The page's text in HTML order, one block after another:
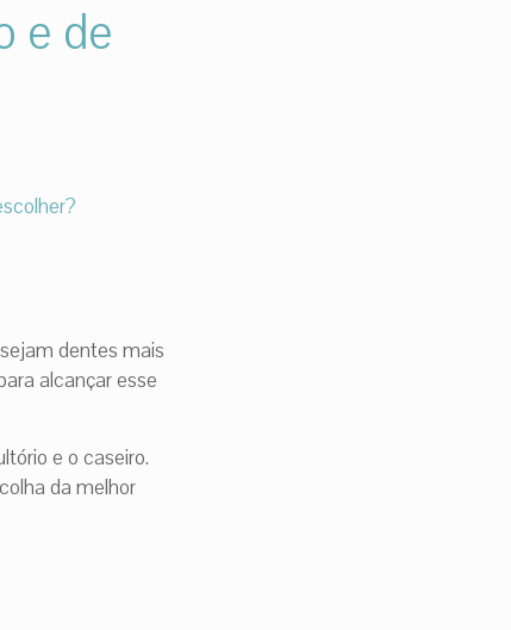
e de
dentes mais
alcançar esse
e o caseiro.
da melhor